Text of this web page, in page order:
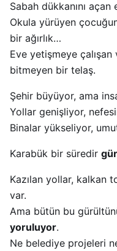
Sabah dükkanını
Okula yürüyen
bir ağırlık…
Eve yetişmeye çalışan
bitmeyen bir telaş.
Şehir büyüyor, ama
Yollar genişliyor,
Binalar yükseliyor,
Karabük bir süredir
Kazılan yollar, kalkan
var.
Ama bütün bu
yoruluyor.
Ne belediye projeleri